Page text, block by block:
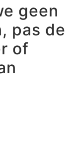
geen
pas de
of